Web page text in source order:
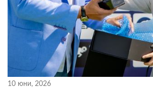
10 юни, 2026